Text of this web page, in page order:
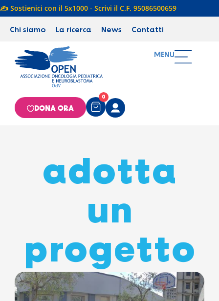
✍️ Sostienici con il 5x1000 - Scrivi il C.F. 95086500659
Chi siamo La ricerca News Contatti
MENU
0
DONA ORA
adotta
un
progetto